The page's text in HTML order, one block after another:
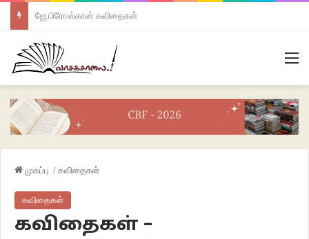
ஜே.பிரோஸ்கான் கவிதைகள்
முகப்பு / கவிதைகள்
கவிதைகள்
கவிதைகள் –